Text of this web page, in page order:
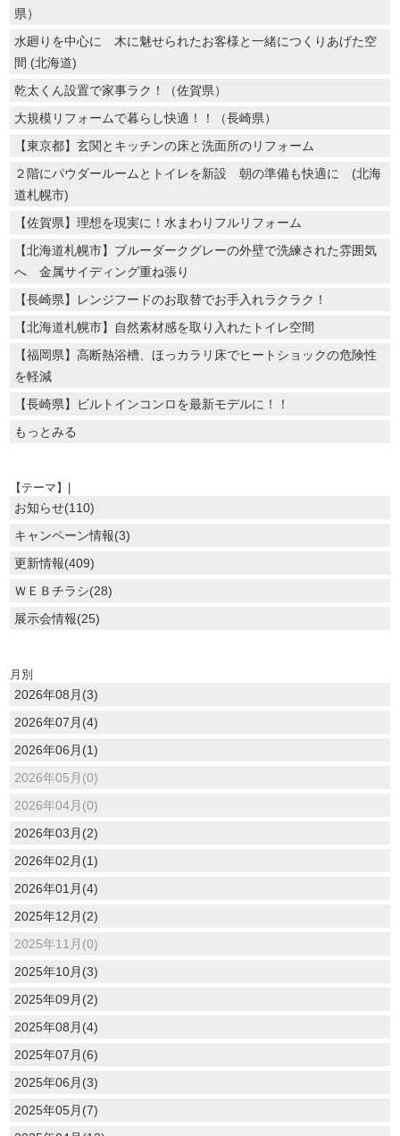
県）
水廻りを中心に 木に魅せられたお客様と一緒につくりあげた空
間 (北海道)
乾太くん設置で家事ラク！（佐賀県）
大規模リフォームで暮らし快適！！（長崎県）
【東京都】玄関とキッチンの床と洗面所のリフォーム
２階にパウダールームとトイレを新設 朝の準備も快適に (北海
道札幌市)
【佐賀県】理想を現実に！水まわりフルリフォーム
【北海道札幌市】ブルーダークグレーの外壁で洗練された雰囲気
へ 金属サイディング重ね張り
【長崎県】レンジフードのお取替でお手入れラクラク！
【北海道札幌市】自然素材感を取り入れたトイレ空間
【福岡県】高断熱浴槽、ほっカラリ床でヒートショックの危険性
を軽減
【長崎県】ビルトインコンロを最新モデルに！！
もっとみる
【テーマ】|
お知らせ(110)
キャンペーン情報(3)
更新情報(409)
ＷＥＢチラシ(28)
展示会情報(25)
月別
2026年08月(3)
2026年07月(4)
2026年06月(1)
2026年05月(0)
2026年04月(0)
2026年03月(2)
2026年02月(1)
2026年01月(4)
2025年12月(2)
2025年11月(0)
2025年10月(3)
2025年09月(2)
2025年08月(4)
2025年07月(6)
2025年06月(3)
2025年05月(7)